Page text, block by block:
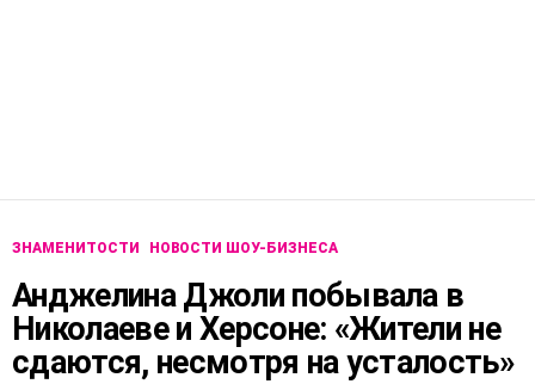
ЗНАМЕНИТОСТИ НОВОСТИ ШОУ-БИЗНЕСА
Анджелина Джоли побывала в
Николаеве и Херсоне: «Жители не
сдаются, несмотря на усталость»